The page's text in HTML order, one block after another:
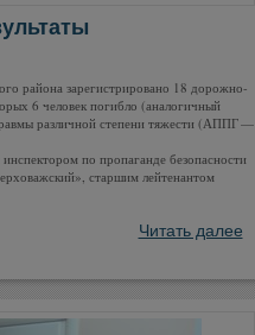
района зарегистрировано 18 дорожно-
6 человек погибло (аналогичный
различной степени тяжести (АППГ —
по пропаганде безопасности
старшим лейтенантом
Читать далее